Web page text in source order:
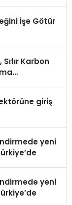
İşe Götür
Karbon
giriş
yeni
yeni